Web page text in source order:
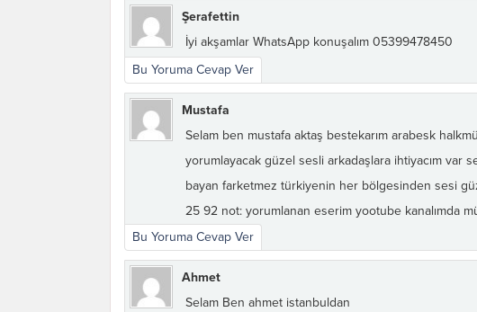
Şerafettin
İyi akşamlar WhatsApp konuşalım 05399478450
Bu Yoruma Cevap Ver
Mustafa
Selam ben mustafa aktaş bestekarım arabesk
yorumlayacak güzel sesli arkadaşlara ihtiyacım var
bayan farketmez türkiyenin her bölgesinden sesi
25 92 not: yorumlanan eserim yootube kanalımda
Bu Yoruma Cevap Ver
Ahmet
Selam Ben ahmet istanbuldan